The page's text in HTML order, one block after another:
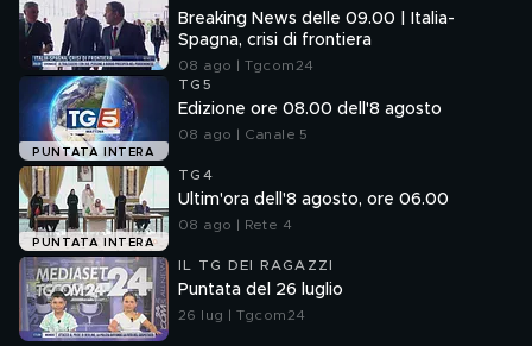
Breaking News delle 09.00 | Italia-
Spagna, crisi di frontiera
08 ago | Tgcom24
PUNTATA INTERA
TG5
Edizione ore 08.00 dell'8 agosto
08 ago | Canale 5
PUNTATA INTERA
TG4
Ultim'ora dell'8 agosto, ore 06.00
08 ago | Rete 4
IL TG DEI RAGAZZI
Puntata del 26 luglio
26 lug | Tgcom24